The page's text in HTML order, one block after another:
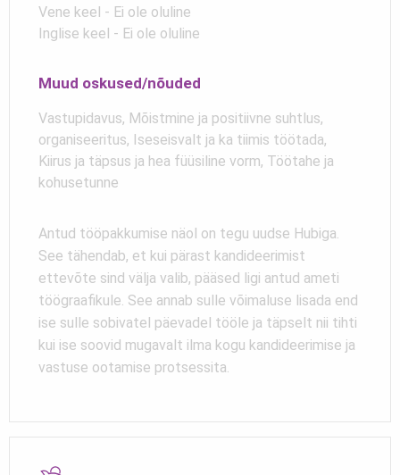
Vene keel - Ei ole oluline
Inglise keel - Ei ole oluline
Muud oskused/nõuded
Vastupidavus, Mõistmine ja positiivne suhtlus,
organiseeritus, Iseseisvalt ja ka tiimis töötada,
Kiirus ja täpsus ja hea füüsiline vorm, Töötahe ja
kohusetunne
Antud tööpakkumise näol on tegu uudse Hubiga.
See tähendab, et kui pärast kandideerimist
ettevõte sind välja valib, pääsed ligi antud ameti
töögraafikule. See annab sulle võimaluse lisada end
ise sulle sobivatel päevadel tööle ja täpselt nii tihti
kui ise soovid mugavalt ilma kogu kandideerimise ja
vastuse ootamise protsessita.